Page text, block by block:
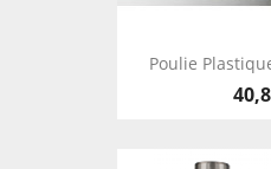
Poulie